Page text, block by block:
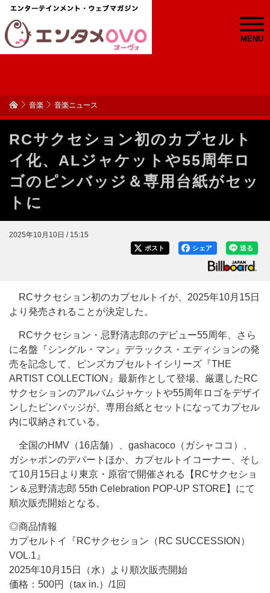
MENU
音楽 音楽ニュース
RCサクセション初のカプセルト
イ化、ALジャケットや55周年ロ
ゴのピンバッジ＆専用台紙がセッ
トに
2025年10月10日 / 15:15
送る
シェア
ポスト
RCサクセション初のカプセルトイが、2025年10月15日
より発売されることが決定した。
RCサクセション・忌野清志郎のデビュー55周年、さら
に名盤『シングル・マン』デラックス・エディションの発
売を記念して、ピンズカプセルトイシリーズ『THE
ARTIST COLLECTION』最新作として登場。厳選したRC
サクセションのアルバムジャケットや55周年ロゴをデザイ
ンしたピンバッジが、専用台紙とセットになってカプセル
内に収納されている。
全国のHMV（16店舗）、gashacoco（ガシャココ）、
ガシャポンのデパートほか、カプセルトイコーナー、そし
て10月15日より東京・原宿で開催される【RCサクセショ
ン＆忌野清志郎 55th Celebration POP-UP STORE】にて
順次販売開始となる。
◎商品情報
カプセルトイ『RCサクセション（RC SUCCESSION）
VOL.1』
2025年10月15日（水）より順次販売開始
価格：500円（tax in.）/1回